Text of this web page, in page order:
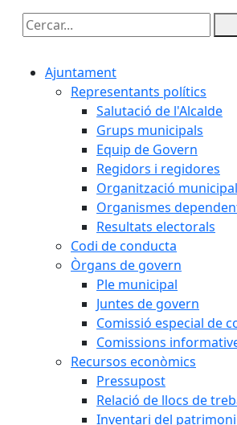
Cercar:
Ajuntament
Representants polítics
Salutació de l'Alcalde
Grups municipals
Equip de Govern
Regidors i regidores
Organització municipal
Organismes
Resultats electorals
Codi de conducta
Òrgans de govern
Ple municipal
Juntes de govern
Comissió especial de
Comissions
Recursos econòmics
Pressupost
Relació de llocs de
Inventari del patrimoni